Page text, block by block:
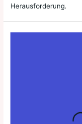
Herausforderung.